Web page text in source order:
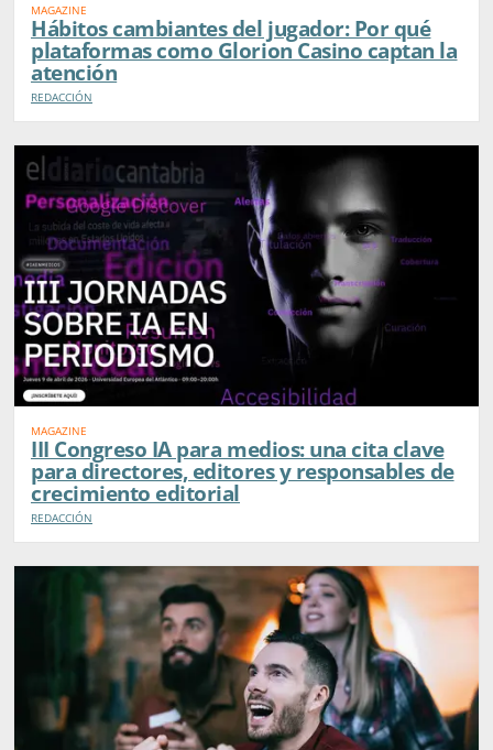
MAGAZINE
Hábitos cambiantes del jugador: Por qué
plataformas como Glorion Casino captan la
atención
REDACCIÓN
MAGAZINE
III Congreso IA para medios: una cita clave
para directores, editores y responsables de
crecimiento editorial
REDACCIÓN